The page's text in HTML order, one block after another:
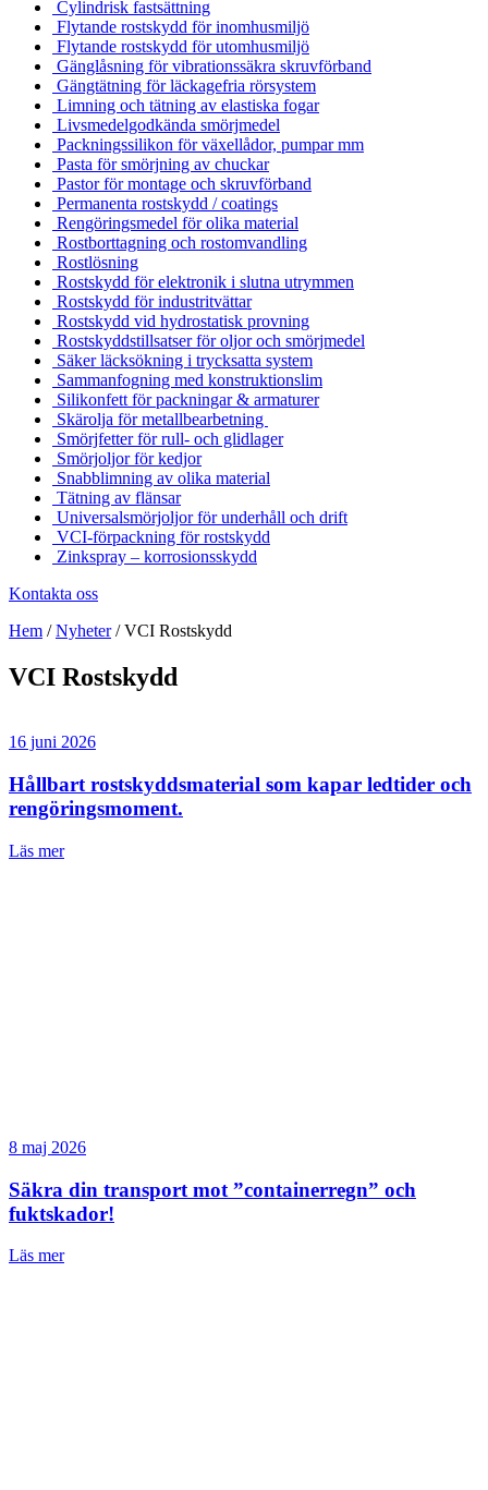
Cylindrisk fastsättning
Flytande rostskydd för inomhusmiljö
Flytande rostskydd för utomhusmiljö
Gänglåsning för vibrationssäkra skruvförband
Gängtätning för läckagefria rörsystem
Limning och tätning av elastiska fogar
Livsmedelgodkända smörjmedel
Packningssilikon för växellådor, pumpar mm
Pasta för smörjning av chuckar
Pastor för montage och skruvförband
Permanenta rostskydd / coatings
Rengöringsmedel för olika material
Rostborttagning och rostomvandling
Rostlösning
Rostskydd för elektronik i slutna utrymmen
Rostskydd för industritvättar
Rostskydd vid hydrostatisk provning
Rostskyddstillsatser för oljor och smörjmedel
Säker läcksökning i trycksatta system
Sammanfogning med konstruktionslim
Silikonfett för packningar & armaturer
Skärolja för metallbearbetning
Smörjfetter för rull- och glidlager
Smörjoljor för kedjor
Snabblimning av olika material
Tätning av flänsar
Universalsmörjoljor för underhåll och drift
VCI-förpackning för rostskydd
Zinkspray – korrosionsskydd
Kontakta oss
Hem /Nyheter/VCI Rostskydd
VCI Rostskydd
16 juni 2026
Hållbart rostskyddsmaterial som kapar ledtider och
rengöringsmoment.
Läs mer
8 maj 2026
Säkra din transport mot ”containerregn” och
fuktskador!
Läs mer